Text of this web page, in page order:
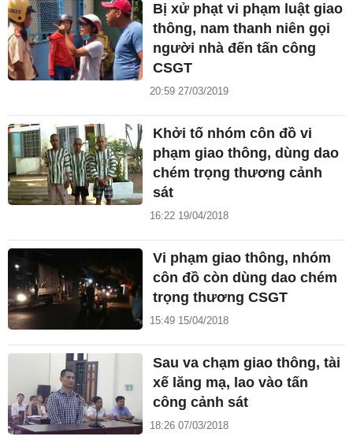
Bị xử phạt vi phạm luật giao
thông, nam thanh niên gọi
người nhà đến tấn công
CSGT
20:59 27/03/2019
Khởi tố nhóm côn đồ vi
phạm giao thông, dùng dao
chém trọng thương cảnh
sát
16:22 19/04/2018
Vi phạm giao thông, nhóm
côn đồ còn dùng dao chém
trọng thương CSGT
15:49 15/04/2018
Sau va chạm giao thông, tài
xế lăng mạ, lao vào tấn
công cảnh sát
18:26 07/03/2018